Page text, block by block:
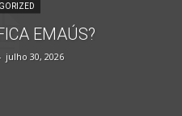
EMAÚS?
julho 30, 2026